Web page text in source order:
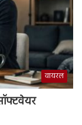
वायरल